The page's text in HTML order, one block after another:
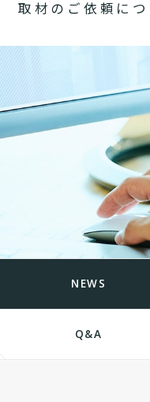
取 材 の ご 依 頼 に つ
NEWS
Q&A